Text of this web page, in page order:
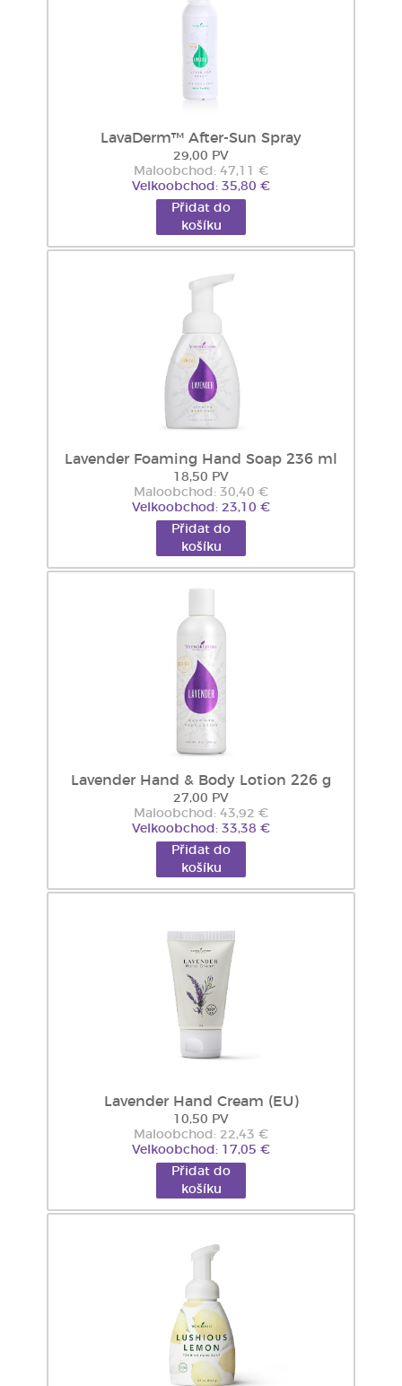
LavaDerm™ After-Sun Spray
29,00 PV
Maloobchod: 47,11 €
Velkoobchod: 35,80 €
Přidat do
košíku
Lavender Foaming Hand Soap 236 ml
18,50 PV
Maloobchod: 30,40 €
Velkoobchod: 23,10 €
Přidat do
košíku
Lavender Hand & Body Lotion 226 g
27,00 PV
Maloobchod: 43,92 €
Velkoobchod: 33,38 €
Přidat do
košíku
Lavender Hand Cream (EU)
10,50 PV
Maloobchod: 22,43 €
Velkoobchod: 17,05 €
Přidat do
košíku